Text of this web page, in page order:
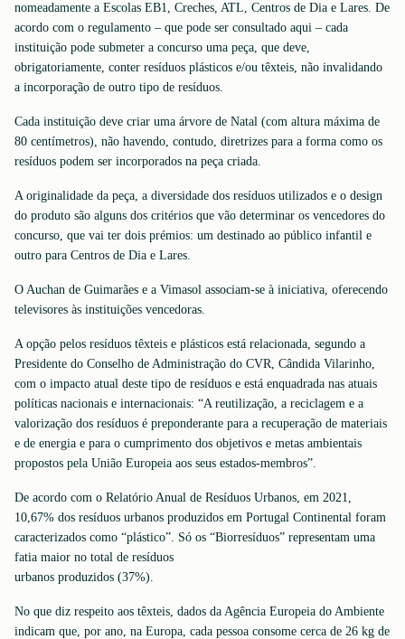
nomeadamente a Escolas EB1, Creches, ATL, Centros de Dia e Lares. De
acordo com o regulamento – que pode ser consultado aqui – cada
instituição pode submeter a concurso uma peça, que deve,
obrigatoriamente, conter resíduos plásticos e/ou têxteis, não invalidando
a incorporação de outro tipo de resíduos.
Cada instituição deve criar uma árvore de Natal (com altura máxima de
80 centímetros), não havendo, contudo, diretrizes para a forma como os
resíduos podem ser incorporados na peça criada.
A originalidade da peça, a diversidade dos resíduos utilizados e o design
do produto são alguns dos critérios que vão determinar os vencedores do
concurso, que vai ter dois prémios: um destinado ao público infantil e
outro para Centros de Dia e Lares.
O Auchan de Guimarães e a Vimasol associam-se à iniciativa, oferecendo
televisores às instituições vencedoras.
A opção pelos resíduos têxteis e plásticos está relacionada, segundo a
Presidente do Conselho de Administração do CVR, Cândida Vilarinho,
com o impacto atual deste tipo de resíduos e está enquadrada nas atuais
políticas nacionais e internacionais: “A reutilização, a reciclagem e a
valorização dos resíduos é preponderante para a recuperação de materiais
e de energia e para o cumprimento dos objetivos e metas ambientais
propostos pela União Europeia aos seus estados-membros”.
De acordo com o Relatório Anual de Resíduos Urbanos, em 2021,
10,67% dos resíduos urbanos produzidos em Portugal Continental foram
caracterizados como “plástico”. Só os “Biorresíduos” representam uma
fatia maior no total de resíduos
urbanos produzidos (37%).
No que diz respeito aos têxteis, dados da Agência Europeia do Ambiente
indicam que, por ano, na Europa, cada pessoa consome cerca de 26 kg de